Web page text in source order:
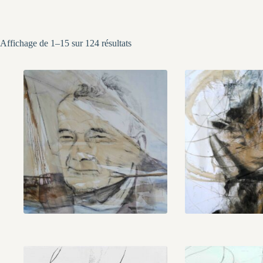
Affichage de 1–15 sur 124 résultatsTrié